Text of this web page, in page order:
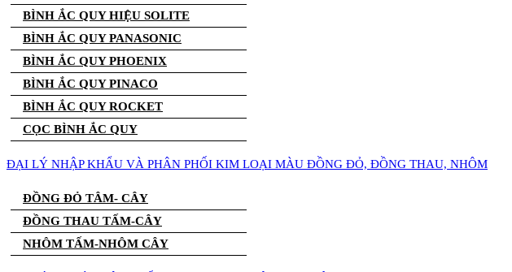
BÌNH ẮC QUY HIỆU SOLITE
BÌNH ẮC QUY PANASONIC
BÌNH ẮC QUY PHOENIX
BÌNH ẮC QUY PINACO
BÌNH ẮC QUY ROCKET
CỌC BÌNH ẮC QUY
ĐẠI LÝ NHẬP KHẨU VÀ PHÂN PHỐI KIM LOẠI MÀU ĐỒNG ĐỎ, ĐỒNG THAU, NHÔM
ĐỒNG ĐỎ TÂM- CÂY
ĐỒNG THAU TẤM-CÂY
NHÔM TẤM-NHÔM CÂY